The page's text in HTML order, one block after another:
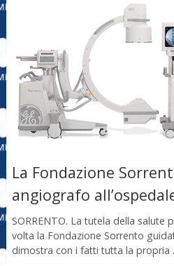
La Fondazione
angiografo
SORRENTO. La tutela della salute
volta la Fondazione Sorrento
dimostra con i fatti tutta la propria